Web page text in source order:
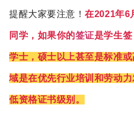
提醒大家要注意！在2021年6
同学，如果你的签证是学生签
学士，硕士以上甚至是标准
域是在优先行业培训和劳动
低资格证书级别。